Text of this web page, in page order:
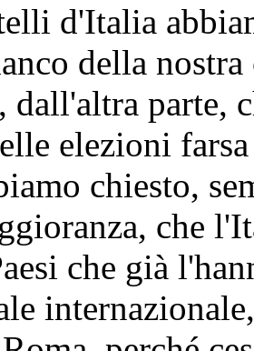
d'Italia
della
dall'altra parte,
elezioni
chiesto,
che
che già